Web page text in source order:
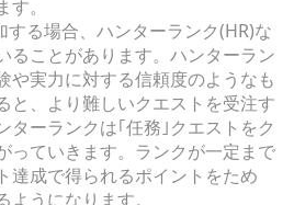
。
る場合、ハンターランク(HR)な
ることがあります。ハンターラン
や実力に対する信頼度のようなも
と、より難しいクエストを受注す
ターランクは｢任務｣クエストをク
っていきます。ランクが一定まで
達成で得られるポイントをため
うになります。